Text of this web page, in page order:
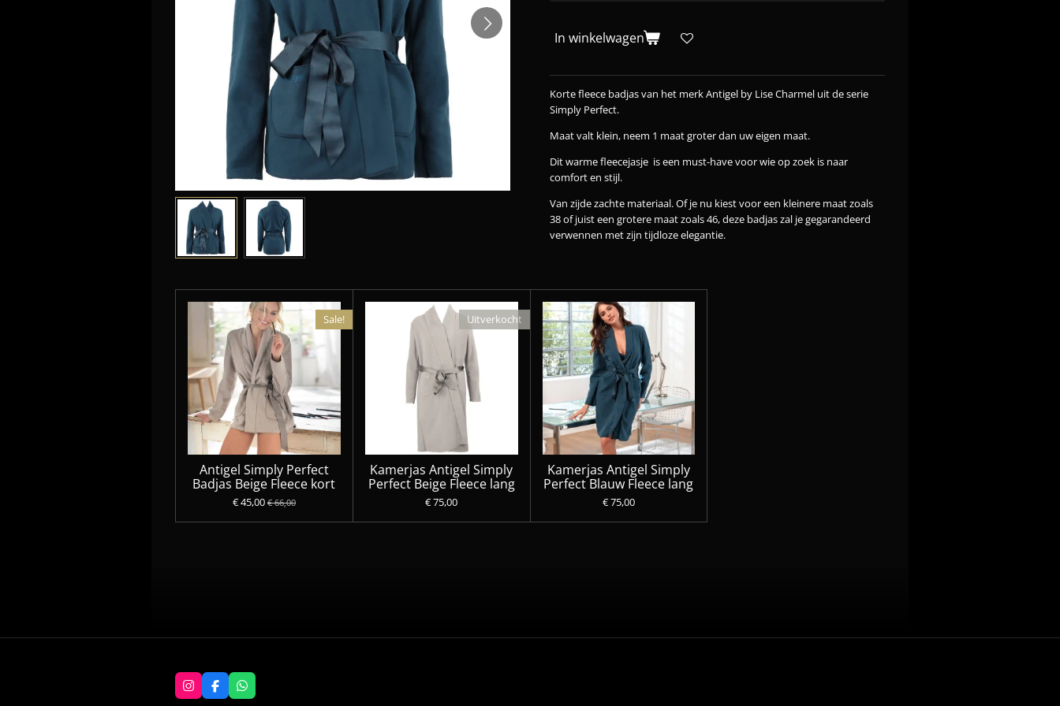
In winkelwagen
Korte fleece badjas van het merk Antigel by Lise Charmel uit de serie
Simply Perfect.
Maat valt klein, neem 1 maat groter dan uw eigen maat.
Dit warme fleecejasje is een must-have voor wie op zoek is naar
comfort en stijl.
Van zijde zachte materiaal. Of je nu kiest voor een kleinere maat zoals
38 of juist een grotere maat zoals 46, deze badjas zal je gegarandeerd
verwennen met zijn tijdloze elegantie.
Sale!
Antigel Simply Perfect
Badjas Beige Fleece kort
€ 45,00 € 66,00
Uitverkocht
Kamerjas Antigel Simply
Perfect Beige Fleece lang
€ 75,00
Kamerjas Antigel Simply
Perfect Blauw Fleece lang
€ 75,00
I
n
F
a
W
h